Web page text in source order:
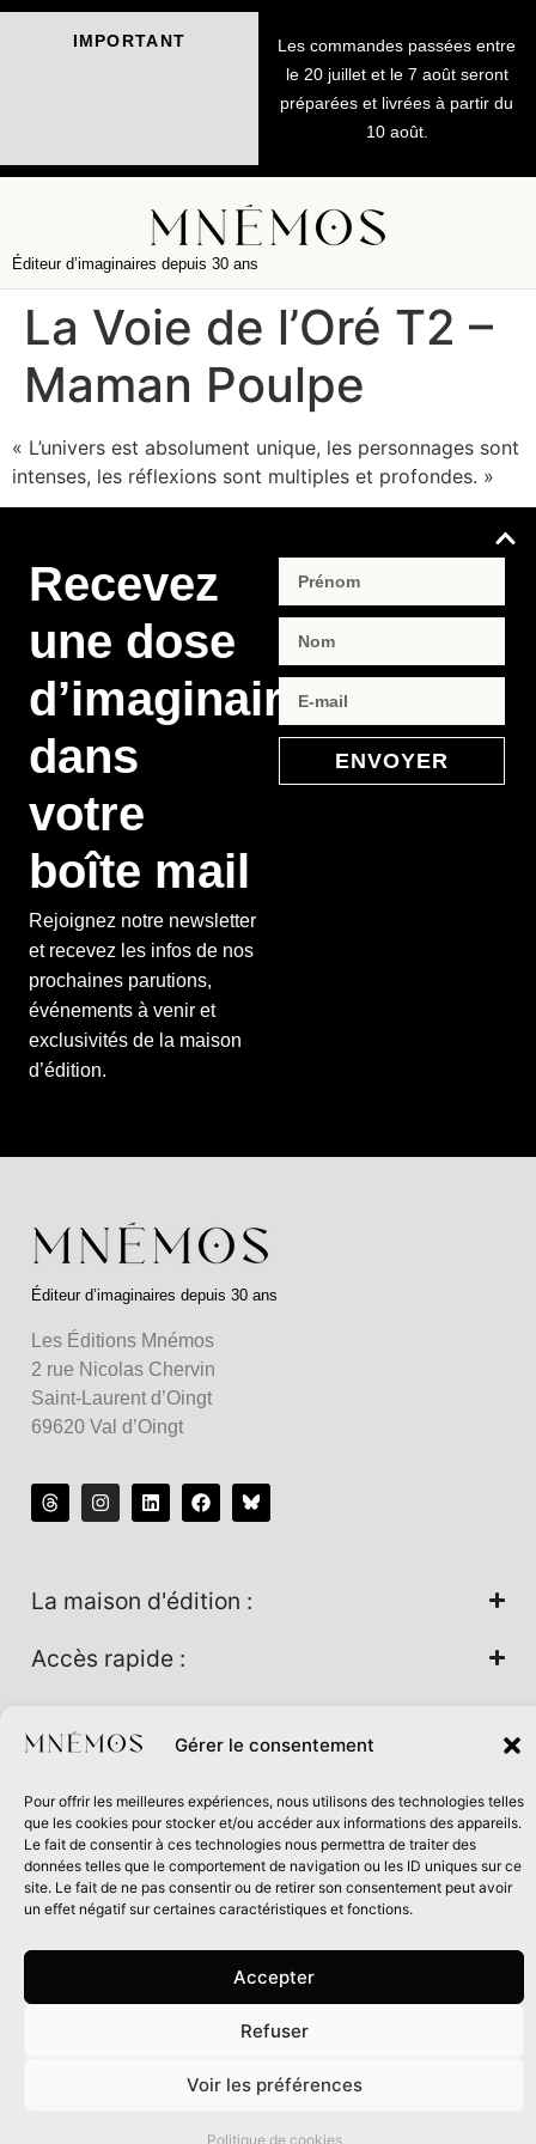
Gérer le consentement
Pour offrir les meilleures expériences, nous utilisons des technologies telles
que les cookies pour stocker et/ou accéder aux informations des appareils.
Le fait de consentir à ces technologies nous permettra de traiter des
données telles que le comportement de navigation ou les ID uniques sur ce
site. Le fait de ne pas consentir ou de retirer son consentement peut avoir
un effet négatif sur certaines caractéristiques et fonctions.
Accepter
Refuser
Voir les préférences
Politique de cookies
IMPORTANT
Les commandes passées entre
le 20 juillet et le 7 août seront
préparées et livrées à partir du
10 août.
Éditeur d’imaginaires depuis 30 ans
La Voie de l’Oré T2 –
Maman Poulpe
« L’univers est absolument unique, les personnages sont
intenses, les réflexions sont multiples et profondes. »
Recevez
une dose
d’imaginaire
dans
votre
boîte mail
Rejoignez notre newsletter
et recevez les infos de nos
prochaines parutions,
événements à venir et
exclusivités de la maison
d’édition.
ENVOYER
Éditeur d’imaginaires depuis 30 ans
Les Éditions Mnémos
2 rue Nicolas Chervin
Saint-Laurent d’Oingt
69620 Val d’Oingt
La maison d'édition :
Accès rapide :
Maison d’édition soutenue par la DRAC Auvergne-Rhône-
Alpes et la Région Auvergne-Rhône-Alpes dans le cadre du
Contrat de filière Livre 2024